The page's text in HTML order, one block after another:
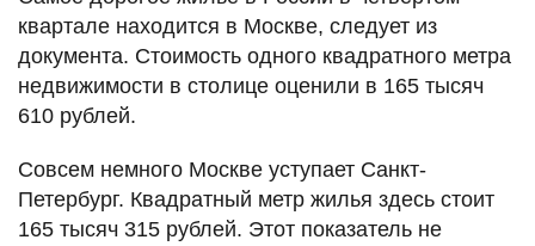
квартале находится в Москве, следует из
документа. Стоимость одного квадратного метра
недвижимости в столице оценили в 165 тысяч
610 рублей.
Совсем немного Москве уступает Санкт-
Петербург. Квадратный метр жилья здесь стоит
165 тысяч 315 рублей. Этот показатель не